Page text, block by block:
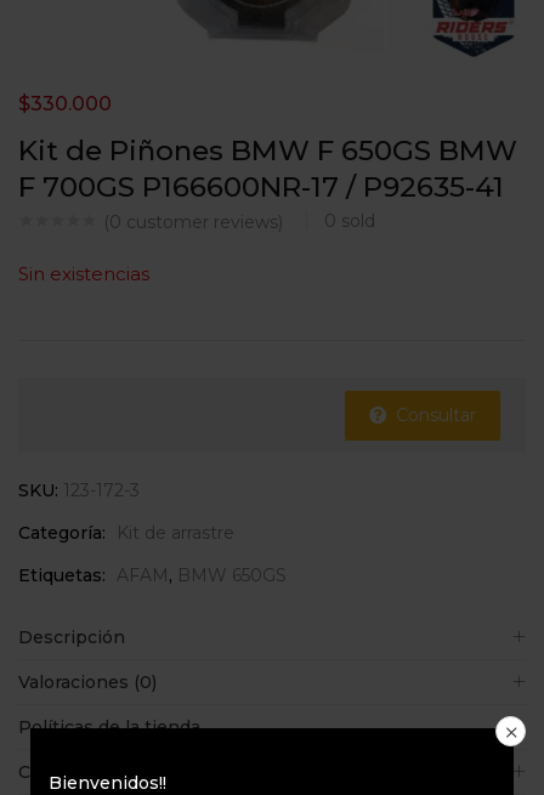
Kit de Piñones BMW F 650GS BMW
F 700GS P166600NR-17 / P92635-41
(0 customer reviews) 0 sold
$330.000
Sin existencias
Consultar
SKU: 123-172-3
Categoría:
Kit de arrastre
Etiquetas:
AFAM, BMW 650GS
Descripción
Valoraciones (0)
Políticas de la tienda
Consultas
Bienvenidos!!